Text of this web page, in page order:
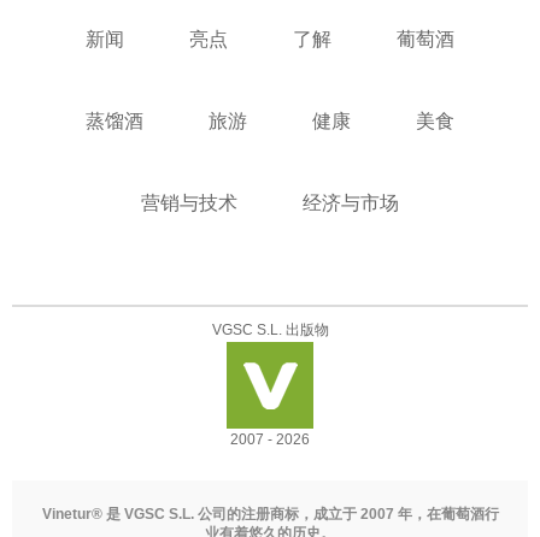
新闻 亮点 了解 葡萄酒
蒸馏酒 旅游 健康 美食
营销与技术 经济与市场
VGSC S.L. 出版物
2007 - 2026
Vinetur® 是 VGSC S.L. 公司的注册商标，成立于 2007 年，在葡萄酒行
业有着悠久的历史。